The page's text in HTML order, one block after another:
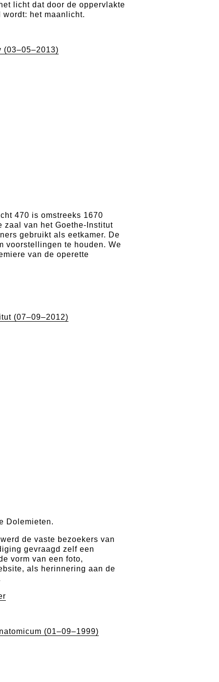
licht dat door de oppervlakte
het maanlicht.
(03–05–2013)
470 is omstreeks 1670
zaal van het Goethe-Institut
gebruikt als eetkamer. De
voorstellingen te houden. We
van de operette
(07–09–2012)
Dolemieten.
de vaste bezoekers van
gevraagd zelf een
vorm van een foto,
als herinnering aan de
(01–09–1999)